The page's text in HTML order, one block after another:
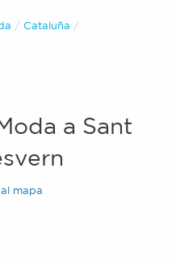
Cataluña
a Sant
mapa